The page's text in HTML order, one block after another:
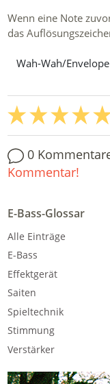
Wenn eine Note
das
Wah-Wah/
0
Kommentar!
E-Bass-Glossar
Alle Einträge
E-Bass
Effektgerät
Saiten
Spieltechnik
Stimmung
Verstärker